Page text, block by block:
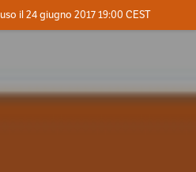
l'organizzatore
il 24 giugno 2017 19:00 CEST